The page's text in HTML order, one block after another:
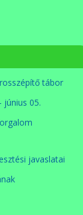
tábor
június 05.
javaslatai